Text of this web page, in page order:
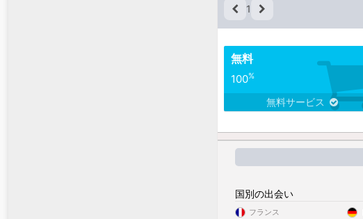
1
無料
100%
無料サービス
国別の出会い
フランス